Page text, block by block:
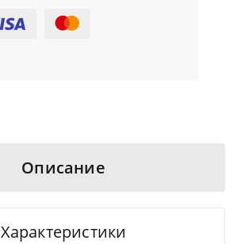
Описание
Характеристики